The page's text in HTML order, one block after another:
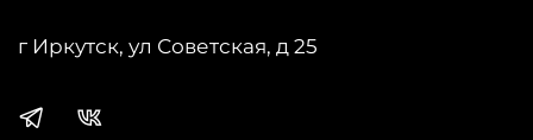
г Иркутск, ул Советская, д 25